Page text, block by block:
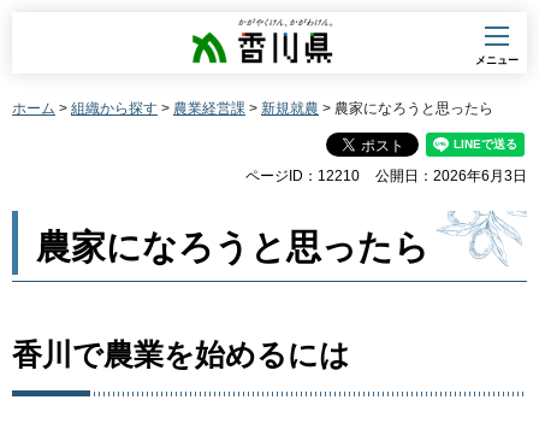
香川県
メニュー
ホーム > 組織から探す > 農業経営課 > 新規就農 > 農家になろうと思ったら
ページID：12210 公開日：2026年6月3日
農家になろうと思ったら
香川で農業を始めるには